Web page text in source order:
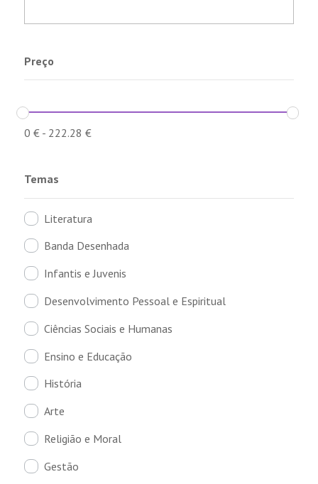
Preço
0 €- 222.28 €
Temas
Literatura
Banda Desenhada
Infantis e Juvenis
Desenvolvimento Pessoal e Espiritual
Ciências Sociais e Humanas
Ensino e Educação
História
Arte
Religião e Moral
Gestão